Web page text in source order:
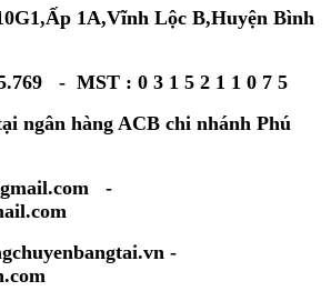
1A,Vĩnh Lộc B,Huyện Bình
- MST : 0 3 1 5 2 1 1 0 7 5
ngân hàng ACB chi nhánh Phú
-
-